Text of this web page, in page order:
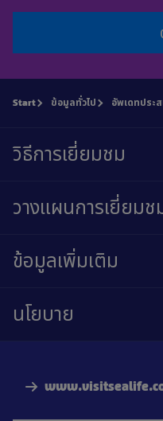
Start ข้อมูลทั่วไป อัพเดทประ
วิธีการเยี่ยมชม
วางแผนการเยี่ยม
ข้อมูลเพิ่มเติม
นโยบาย